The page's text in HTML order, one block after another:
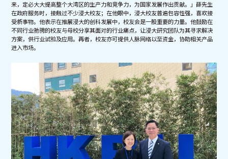
来，定必大大提高整个大湾区的生产力和竞争力，为国家发展作出贡献。」薛先生
在政府服务时，接触过不少浸大校友；在他眼中，浸大校友普遍包容性强，喜欢接
受新事物。他表示在推展浸大的创科发展中，校友会是一股重要的力量。他鼓励在
不同行业驰骋的校友与母校分享其面对的行业痛点，让浸大研究团队为其寻求解决
方案，供行业试验及应用。再者，校友亦可提供人脉网络以至资金，协助相关产品
进入市场。